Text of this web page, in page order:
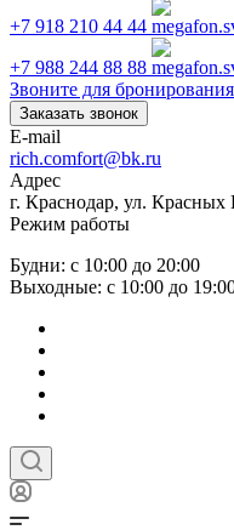
+7 918 210 44 44
+7 988 244 88 88
Звоните для
Заказать звонок
E-mail
rich.comfort@bk.ru
Адрес
г. Краснодар, ул. Красных
Режим работы
Будни: с 10:00 до 20:00
Выходные: с 10:00 до